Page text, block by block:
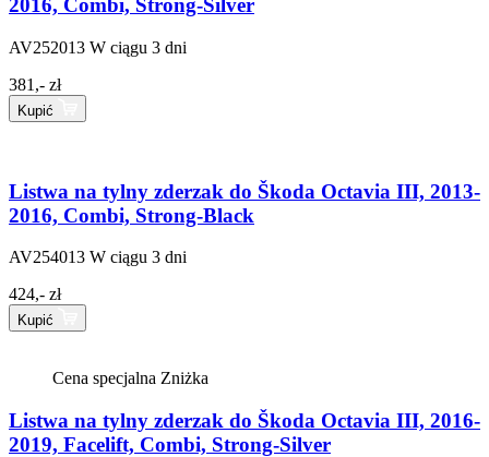
2016, Combi, Strong-Silver
AV252013 W ciągu 3 dni
381,- zł
Kupić
Listwa na tylny zderzak do Škoda Octavia III, 2013-
2016, Combi, Strong-Black
AV254013 W ciągu 3 dni
424,- zł
Kupić
Cena specjalna Zniżka
Listwa na tylny zderzak do Škoda Octavia III, 2016-
2019, Facelift, Combi, Strong-Silver